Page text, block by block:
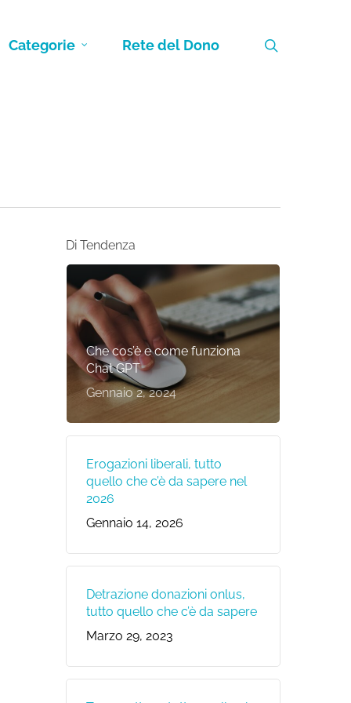
Categorie Rete del Dono
Di Tendenza
Che cos’è e come funziona
Chat GPT
Gennaio 2, 2024
Erogazioni liberali, tutto
quello che c’è da sapere nel
2026
Gennaio 14, 2026
Detrazione donazioni onlus,
tutto quello che c’è da sapere
Marzo 29, 2023